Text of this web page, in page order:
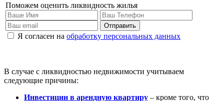
Поможем оценить ликвидность жилья
Отправить
Я согласен на обработку персональных данных
В случае с ликвидностью недвижимости учитываем
следующие причины:
Инвестиции в арендную квартиру – кроме того, что